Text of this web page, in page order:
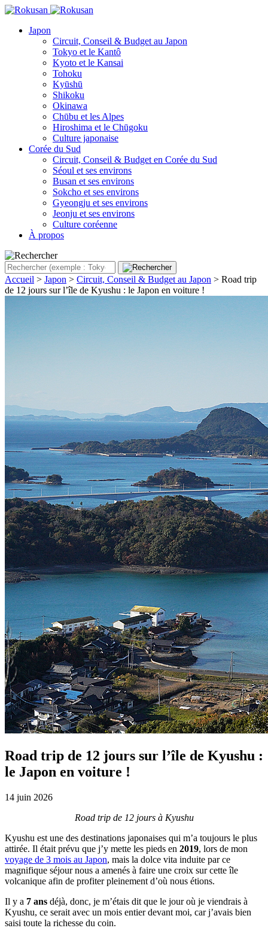
Japon
Circuit, Conseil & Budget au Japon
Tokyo et le Kantô
Kyoto et le Kansai
Tohoku
Kyūshū
Shikoku
Okinawa
Chūbu et les Alpes
Hiroshima et le Chūgoku
Culture japonaise
Corée du Sud
Circuit, Conseil & Budget en Corée du Sud
Séoul et ses environs
Busan et ses environs
Sokcho et ses environs
Gyeongju et ses environs
Jeonju et ses environs
Culture coréenne
À propos
Accueil > Japon > Circuit, Conseil & Budget au Japon > Road trip
de 12 jours sur l’île de Kyushu : le Japon en voiture !
Road trip de 12 jours sur l’île de Kyushu :
le Japon en voiture !
14 juin 2026
Road trip de 12 jours à Kyushu
Kyushu est une des destinations japonaises qui m’a toujours le plus
attirée. Il était prévu que j’y mette les pieds en 2019, lors de mon
voyage de 3 mois au Japon, mais la dolce vita induite par ce
magnifique séjour nous a amenés à faire une croix sur cette île
volcanique afin de profiter pleinement d’où nous étions.
Il y a 7 ans déjà, donc, je m’étais dit que le jour où je viendrais à
Kyushu, ce serait avec un mois entier devant moi, car j’avais bien
saisi toute la richesse du coin.